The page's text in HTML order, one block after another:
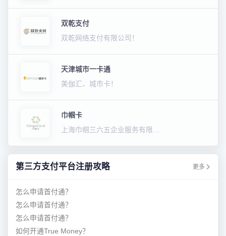
双乾支付
双乾网络支付有限公司！
天津城市一卡通
美伽汇、城市卡！
巾帼卡
第三方支付平台注册攻略 更多
怎么申请首付通？
怎么申请首付通？
怎么申请首付通？
如何开通True Money？